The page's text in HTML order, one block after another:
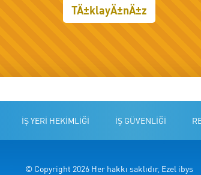
TÄ±klayÄ±nÄ±z
İŞ YERİ HEKİMLİĞİ İŞ GÜVENLİĞİ
© Copyright 2026 Her hakkı saklıdır, Ezel ibys